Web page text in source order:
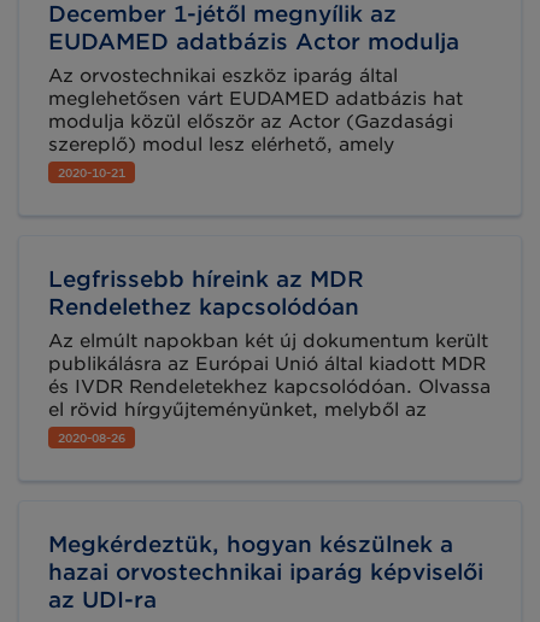
December 1-jétől megnyílik az
EUDAMED adatbázis Actor modulja
Az orvostechnikai eszköz iparág által
meglehetősen várt EUDAMED adatbázis hat
modulja közül először az Actor (Gazdasági
szereplő) modul lesz elérhető, amely
december 1-jétől lesz aktív a tagállamok és a
gazdasági szereplők számára. Az adatbázis
2020-10-21
Legfrissebb híreink az MDR
Rendelethez kapcsolódóan
Az elmúlt napokban két új dokumentum került
publikálásra az Európai Unió által kiadott MDR
és IVDR Rendeletekhez kapcsolódóan. Olvassa
el rövid hírgyűjteményünket, melyből az
aktuális információkról tájékozódhat.
2020-08-26
Megkérdeztük, hogyan készülnek a
hazai orvostechnikai iparág képviselői
az UDI-ra